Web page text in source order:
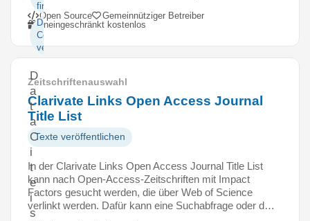
finden
Daten und
Code
veröffentlichen
D
a
t
a
C
i
t
e
i
s
Open Source
Gemeinnütziger Betreiber
Uneingeschränkt kostenlos
Zeitschriftenauswahl
Clarivate Links Open Access Journal
Title List
Texte veröffentlichen
In der Clarivate Links Open Access Journal Title List
kann nach Open-Access-Zeitschriften mit Impact
Factors gesucht werden, die über Web of Science
verlinkt werden. Dafür kann eine Suchabfrage oder d…